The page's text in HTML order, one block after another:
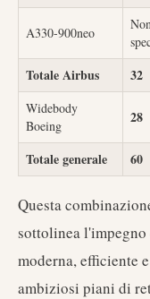
A330-900neo
Totale Airbus 32
Widebody
Boeing
28
Totale generale 60
Questa
sottolinea l'impegno
moderna, efficiente
ambiziosi piani di